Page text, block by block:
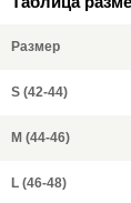
Размер
S (42-44)
M (44-46)
L (46-48)